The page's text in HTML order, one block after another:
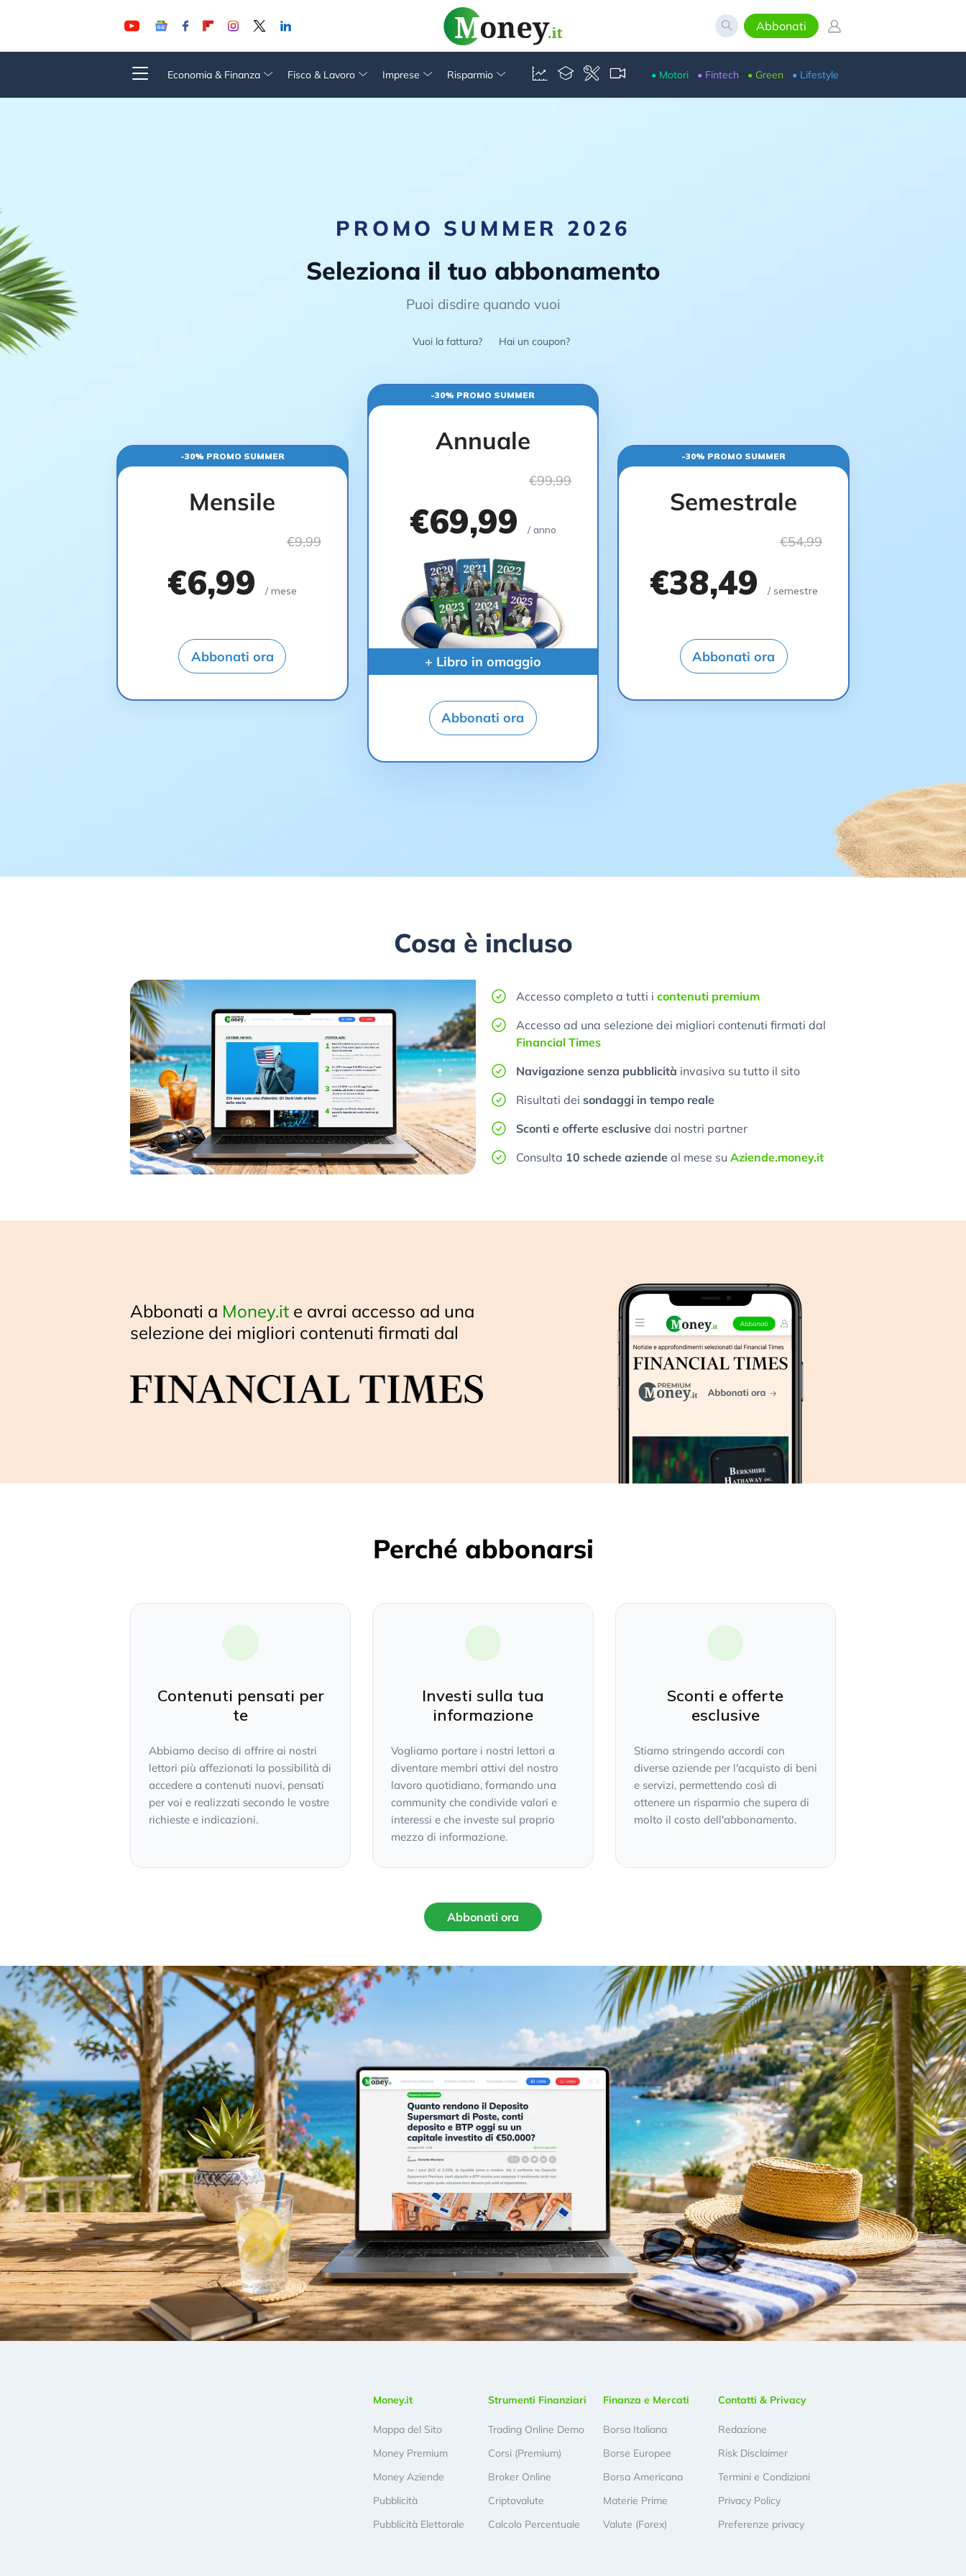
Abbonati
Economia & Finanza Fisco & Lavoro Imprese Risparmio • Motori • Fintech • Green • Lifestyle
PROMO SUMMER 2026
Seleziona il tuo abbonamento
Puoi disdire quando vuoi
Vuoi la fattura? Hai un coupon?
-30% PROMO SUMMER
Mensile
€9,99
€6,99/ mese
Abbonati ora
-30% PROMO SUMMER
Annuale
€99,99
€69,99 / anno
+ Libro in omaggio
Abbonati ora
-30% PROMO SUMMER
Semestrale
€54,99
€38,49 / semestre
Abbonati ora
Cosa è incluso
Accesso completo a tutti i contenuti premium
Accesso ad una selezione dei migliori contenuti firmati dal
Financial Times
Navigazione senza pubblicità invasiva su tutto il sito
Risultati dei sondaggi in tempo reale
Sconti e offerte esclusive dai nostri partner
Consulta 10 schede aziende al mese su Aziende.money.it
Abbonati a Money.it e avrai accesso ad una
selezione dei migliori contenuti firmati dal
Perché abbonarsi
Contenuti pensati per
te
Abbiamo deciso di offrire ai nostri
lettori più affezionati la possibilità di
accedere a contenuti nuovi, pensati
per voi e realizzati secondo le vostre
richieste e indicazioni.
Investi sulla tua
informazione
Vogliamo portare i nostri lettori a
diventare membri attivi del nostro
lavoro quotidiano, formando una
community che condivide valori e
interessi e che investe sul proprio
mezzo di informazione.
Sconti e offerte
esclusive
Stiamo stringendo accordi con
diverse aziende per l'acquisto di beni
e servizi, permettendo così di
ottenere un risparmio che supera di
molto il costo dell'abbonamento.
Abbonati ora
Money.it
Mappa del Sito
Money Premium
Money Aziende
Pubblicità
Pubblicità Elettorale
Strumenti Finanziari
Trading Online Demo
Corsi (Premium)
Broker Online
Criptovalute
Calcolo Percentuale
Finanza e Mercati
Borsa Italiana
Borse Europee
Borsa Americana
Materie Prime
Valute (Forex)
Contatti & Privacy
Redazione
Risk Disclaimer
Termini e Condizioni
Privacy Policy
Preferenze privacy